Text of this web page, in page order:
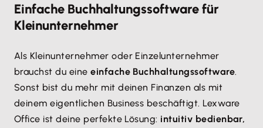
Einfache Buchhaltungssoftware für
Kleinunternehmer
Als Kleinunternehmer oder Einzelunternehmer
brauchst du eineeinfache Buchhaltungssoftware.
Sonst bist du mehr mit deinen Finanzen als mit
deinem eigentlichen Business beschäftigt. Lexware
Office ist deine perfekte Lösung: intuitiv bedienbar,